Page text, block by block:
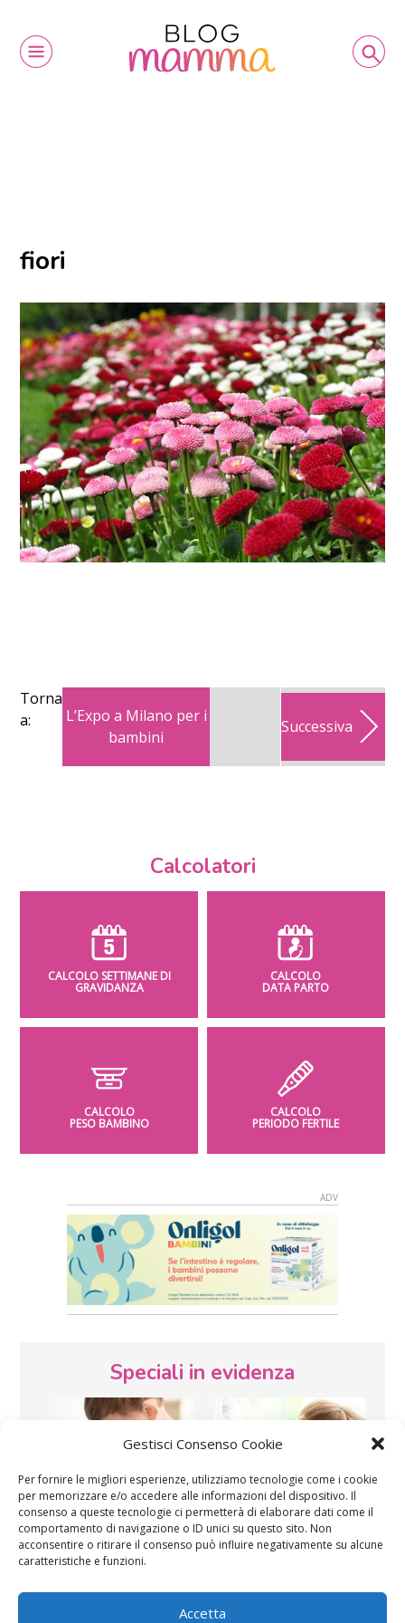
Gestisci Consenso Cookie
Per fornire le migliori esperienze, utilizziamo tecnologie come i cookie
per memorizzare e/o accedere alle informazioni del dispositivo. Il
consenso a queste tecnologie ci permetterà di elaborare dati come il
comportamento di navigazione o ID unici su questo sito. Non
acconsentire o ritirare il consenso può influire negativamente su alcune
caratteristiche e funzioni.
Accetta
fiori
Torna
a:
L’Expo a Milano per i
bambini
Successiva
Calcolatori
CALCOLO SETTIMANE DI
GRAVIDANZA
CALCOLO
DATA PARTO
CALCOLO
PESO BAMBINO
CALCOLO
PERIODO FERTILE
Speciali in evidenza
Vaccini SOS Pediatra